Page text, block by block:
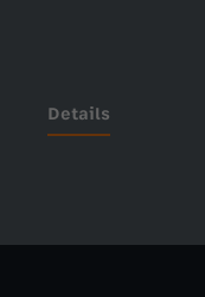
Details